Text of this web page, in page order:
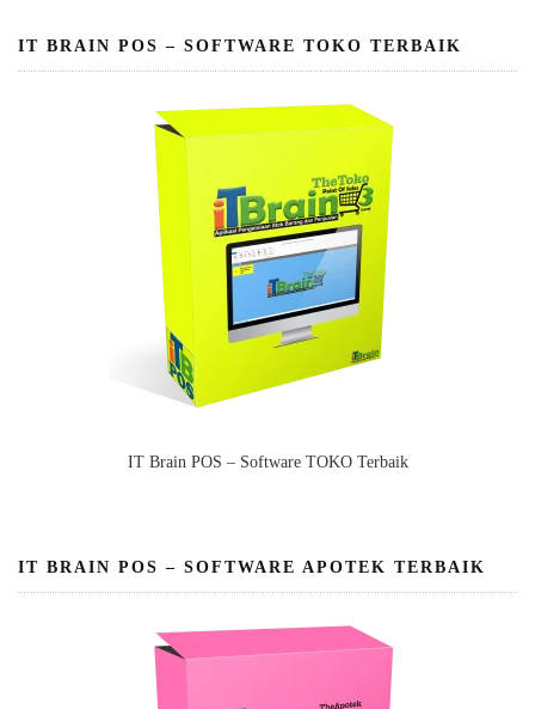
IT BRAIN POS – SOFTWARE TOKO TERBAIK
IT Brain POS – Software TOKO Terbaik
IT BRAIN POS – SOFTWARE APOTEK TERBAIK